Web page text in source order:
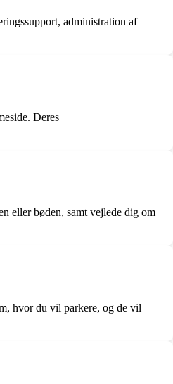
administration af
Deres
eller bøden, samt vejlede dig om
hvor du vil parkere, og de vil